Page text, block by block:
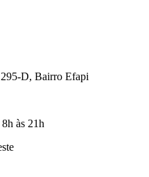
D, Bairro Efapi
às 21h